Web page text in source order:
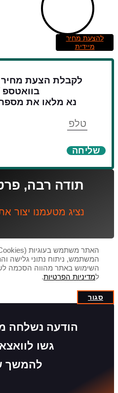
להצעת מחיר
מיידית
לקבלת הצעת
נא מלאו את
שליחה
תודה רבה,
נציג מטעמנו יצור
המשתמש, ניתוח נתוני גלישה
השימוש באתר מהווה הסכמה
למדיניות הפרטיות.
סגור
הודעה נשלחה
גשו
להמשך